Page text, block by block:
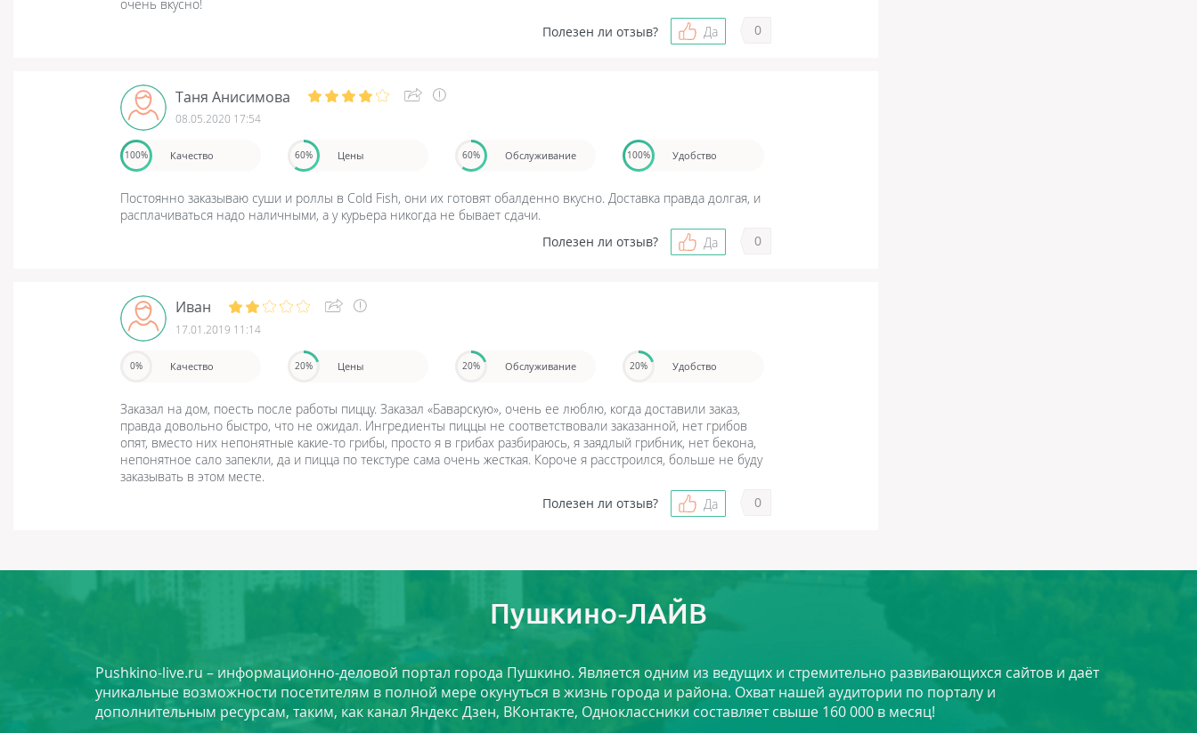
очень вкусно!
Полезен ли отзыв?
Да 0
Таня Анисимова
08.05.2020 17:54
100% Качество 60% Цены 60% Обслуживание 100% Удобство
Постоянно заказываю суши и роллы в Cold Fish, они их готовят обалденно вкусно. Доставка правда долгая, и
расплачиваться надо наличными, а у курьера никогда не бывает сдачи.
Полезен ли отзыв?
Да 0
Иван
17.01.2019 11:14
0% Качество 20% Цены 20% Обслуживание 20% Удобство
Заказал на дом, поесть после работы пиццу. Заказал «Баварскую», очень ее люблю, когда доставили заказ,
правда довольно быстро, что не ожидал. Ингредиенты пиццы не соответствовали заказанной, нет грибов
опят, вместо них непонятные какие-то грибы, просто я в грибах разбираюсь, я заядлый грибник, нет бекона,
непонятное сало запекли, да и пицца по текстуре сама очень жесткая. Короче я расстроился, больше не буду
заказывать в этом месте.
Полезен ли отзыв?
Да 0
Пушкино-ЛАЙВ
Pushkino-live.ru – информационно-деловой портал города Пушкино. Является одним из ведущих и стремительно развивающихся сайтов и даёт
уникальные возможности посетителям в полной мере окунуться в жизнь города и района. Охват нашей аудитории по порталу и
дополнительным ресурсам, таким, как канал Яндекс Дзен, ВКонтакте, Одноклассники составляет свыше 160 000 в месяц!